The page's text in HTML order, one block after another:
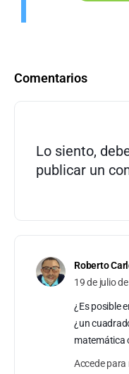
Comentarios
Lo siento,
publicar un
Roberto
19 de julio
¿Es posible
¿un
matemática
Accede